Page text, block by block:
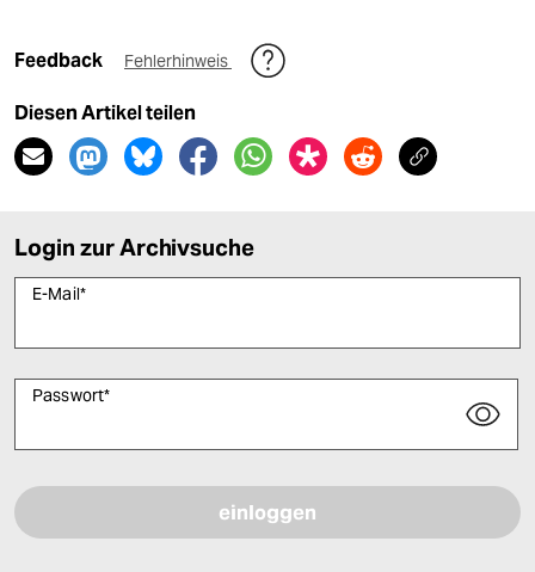
Feedback Fehlerhinweis
Diesen Artikel teilen
Login zur Archivsuche
E-Mail*
Passwort*